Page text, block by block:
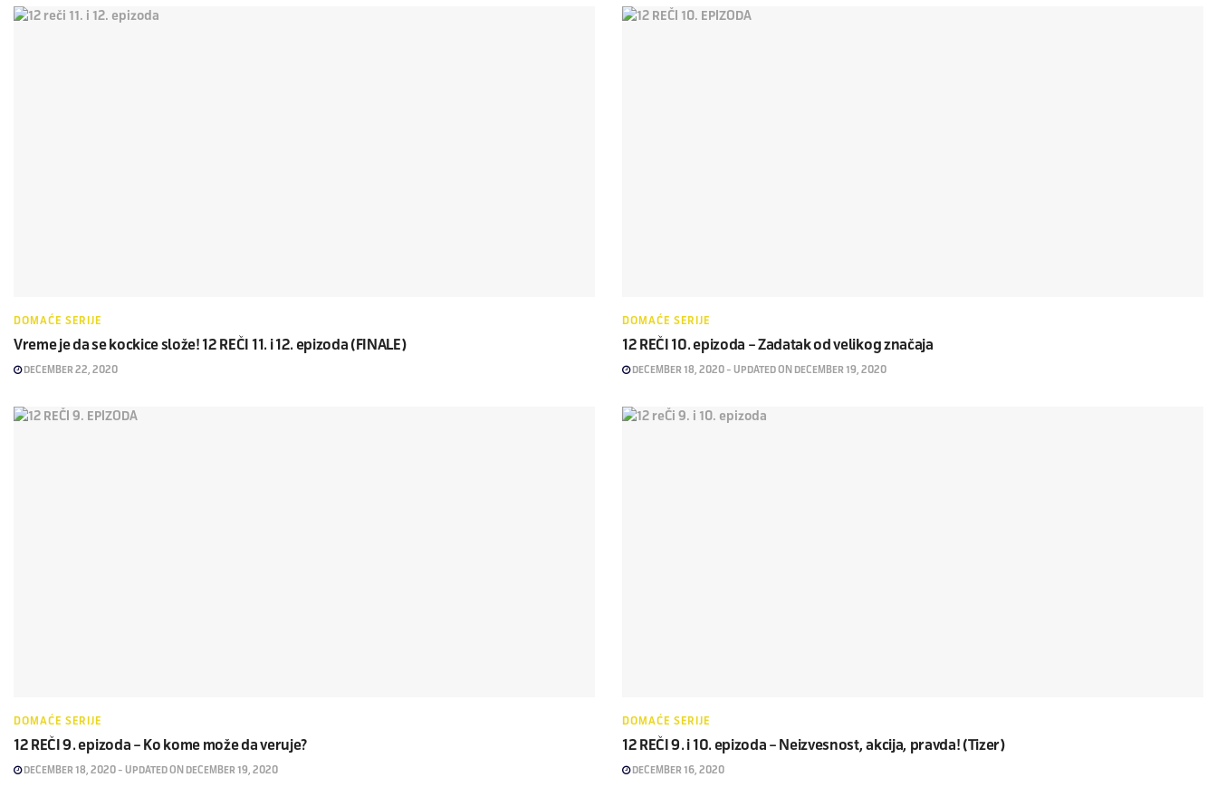
DOMAĆE SERIJE
Vreme je da se kockice slože! 12 REČI 11. i 12. epizoda (FINALE)
DECEMBER 22, 2020
DOMAĆE SERIJE
12 REČI 10. epizoda – Zadatak od velikog značaja
DECEMBER 18, 2020 - UPDATED ON DECEMBER 19, 2020
DOMAĆE SERIJE
12 REČI 9. epizoda – Ko kome može da veruje?
DECEMBER 18, 2020 - UPDATED ON DECEMBER 19, 2020
DOMAĆE SERIJE
12 REČI 9. i 10. epizoda – Neizvesnost, akcija, pravda! (Tizer)
DECEMBER 16, 2020